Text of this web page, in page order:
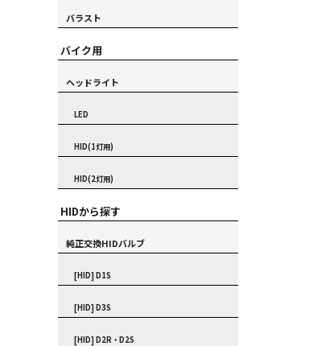
バラスト
バイク用
ヘッドライト
LED
HID(1灯用)
HID(2灯用)
HIDから探す
純正交換HIDバルブ
[HID] D1S
[HID] D3S
[HID] D2R・D2S